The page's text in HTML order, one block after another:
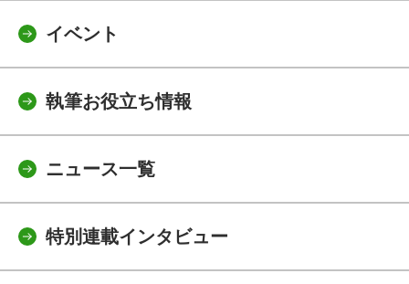
イベント
執筆お役立ち情報
ニュース一覧
特別連載インタビュー